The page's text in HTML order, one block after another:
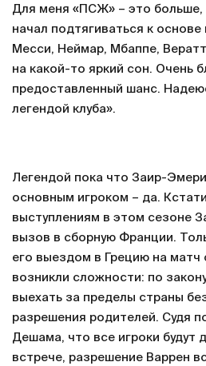
Для меня «ПСЖ» – это больше,
начал подтягиваться к основе
Месси, Неймар, Мбаппе,
на какой-то яркий сон. Очень
предоставленный шанс.
легендой клуба».
Легендой пока что Заир-
основным игроком – да.
выступлениям в этом сезоне
вызов в сборную Франции.
его выездом в Грецию на
возникли сложности: по
выехать за пределы страны
разрешения родителей. Судя
Дешама, что все игроки будут
встрече, разрешение Варрен